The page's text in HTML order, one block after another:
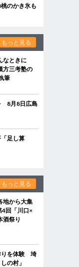
のかき氷も
もっと見る
なときに
三考塾の
筆
8月8日広島
「足し算
もっと見る
地から大集
回「川口×
酒祭り
りを体験 埼
の村」